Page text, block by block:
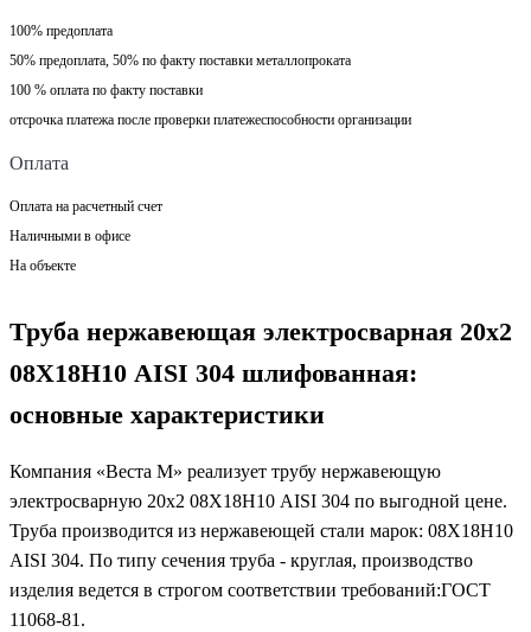
100% предоплата
50% предоплата, 50% по факту поставки металлопроката
100 % оплата по факту поставки
отсрочка платежа после проверки платежеспособности организации
Оплата
Оплата на расчетный счет
Наличными в офисе
На объекте
Труба нержавеющая электросварная 20х2
08Х18Н10 AISI 304 шлифованная:
основные характеристики
Компания «Веста М» реализует трубу нержавеющую
электросварную 20х2 08Х18Н10 AISI 304 по выгодной цене.
Труба производится из нержавеющей стали марок: 08Х18Н10
AISI 304. По типу сечения труба - круглая, производство
изделия ведется в строгом соответствии требований:ГОСТ
11068-81.